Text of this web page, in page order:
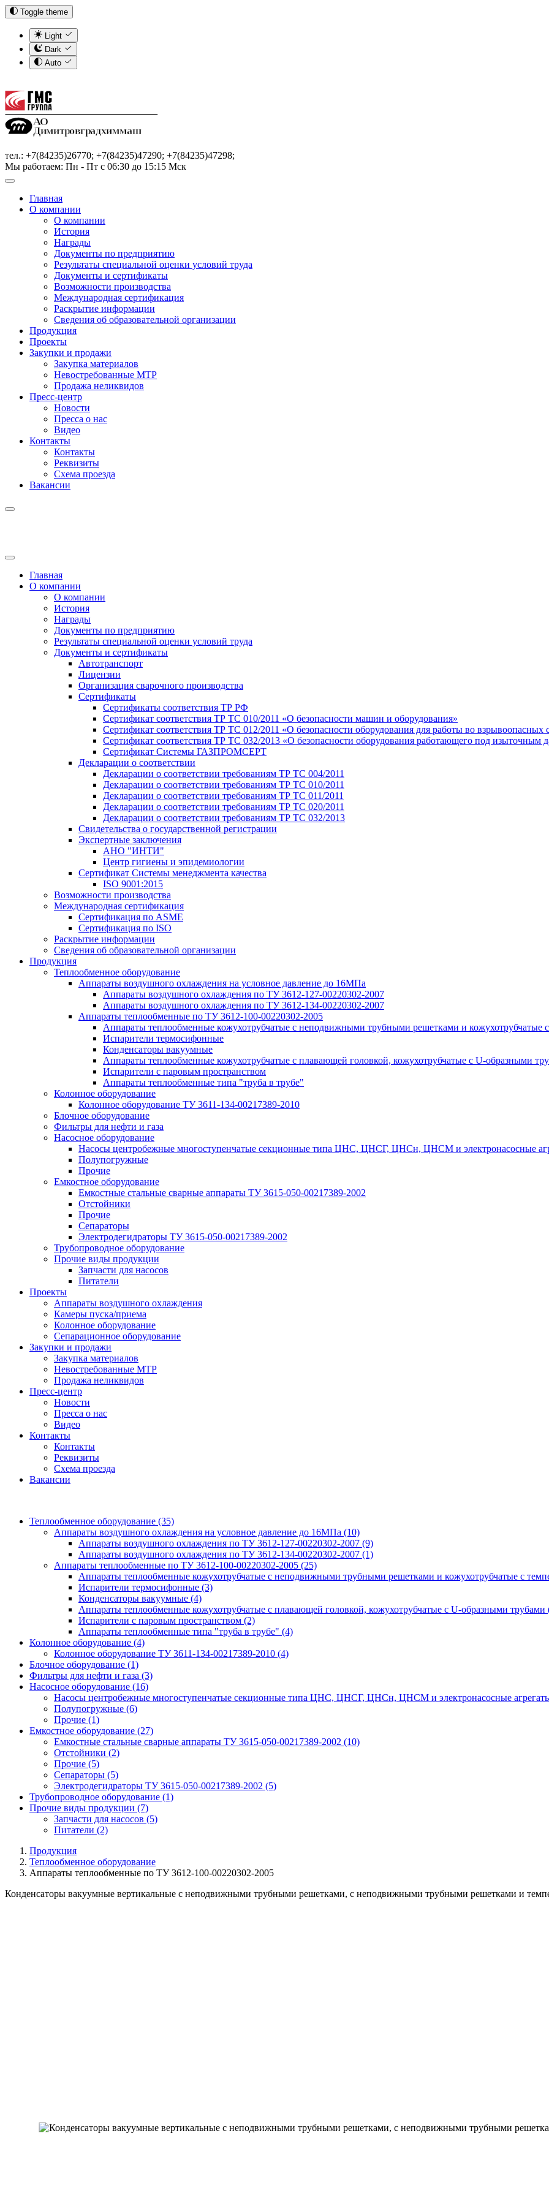
Toggle theme
Light
Dark
Auto
тел.: +7(84235)26770; +7(84235)47290; +7(84235)47298;
Мы работаем: Пн - Пт с 06:30 до 15:15 Мск
Главная
О компании
О компании
История
Награды
Документы по предприятию
Результаты специальной оценки условий труда
Документы и сертификаты
Возможности производства
Международная сертификация
Раскрытие информации
Сведения об образовательной организации
Продукция
Проекты
Закупки и продажи
Закупка материалов
Невостребованные МТР
Продажа неликвидов
Пресс-центр
Новости
Пресса о нас
Видео
Контакты
Контакты
Реквизиты
Схема проезда
Вакансии
Главная
О компании
О компании
История
Награды
Документы по предприятию
Результаты специальной оценки условий труда
Документы и сертификаты
Автотранспорт
Лицензии
Организация сварочного производства
Cертификаты
Сертификаты соответствия ТР РФ
Сертификат соответствия ТР ТС 010/2011 «О безопасности машин и оборудования»
Сертификат соответствия ТР ТС 012/2011 «О безопасности оборудования для работы во взрывоопасных
Сертификат соответствия ТР ТС 032/2013 «О безопасности оборудования работающего под изыточным
Сертификат Системы ГАЗПРОМСЕРТ
Декларации о соответствии
Декларации о соответствии требованиям ТР ТС 004/2011
Декларации о соответствии требованиям ТР ТС 010/2011
Декларации о соответствии требованиям ТР ТС 011/2011
Декларации о соответствии требованиям ТР ТС 020/2011
Декларации о соответствии требованиям ТР ТС 032/2013
Свидетельства о государственной регистрации
Экспертные заключения
АНО "ИНТИ"
Центр гигиены и эпидемиологии
Сертификат Системы менеджмента качества
ISO 9001:2015
Возможности производства
Международная сертификация
Сертификация по ASME
Сертификация по ISO
Раскрытие информации
Сведения об образовательной организации
Продукция
Теплообменное оборудование
Аппараты воздушного охлаждения на условное давление до 16МПа
Аппараты воздушного охлаждения по ТУ 3612-127-00220302-2007
Аппараты воздушного охлаждения по ТУ 3612-134-00220302-2007
Аппараты теплообменные по ТУ 3612-100-00220302-2005
Аппараты теплообменные кожухотрубчатые с неподвижными трубными решетками и кожухотрубчатые
Испарители термосифонные
Конденсаторы вакуумные
Аппараты теплообменные кожухотрубчатые с плавающей головкой, кожухотрубчатые с U-образными
Испарители с паровым пространством
Аппараты теплообменные типа "труба в трубе"
Колонное оборудование
Колонное оборудование ТУ 3611-134-00217389-2010
Блочное оборудование
Фильтры для нефти и газа
Насосное оборудование
Насосы центробежные многоступенчатые секционные типа ЦНС, ЦНСГ, ЦНСн, ЦНСМ и электронасосные
Полупогружные
Прочие
Емкостное оборудование
Емкостные стальные сварные аппараты ТУ 3615-050-00217389-2002
Отстойники
Прочие
Сепараторы
Электродегидраторы ТУ 3615-050-00217389-2002
Трубопроводное оборудование
Прочие виды продукции
Запчасти для насосов
Питатели
Проекты
Аппараты воздушного охлаждения
Камеры пуска/приема
Колонное оборудование
Сепарационное оборудование
Закупки и продажи
Закупка материалов
Невостребованные МТР
Продажа неликвидов
Пресс-центр
Новости
Пресса о нас
Видео
Контакты
Контакты
Реквизиты
Схема проезда
Вакансии
Теплообменное оборудование (35)
Аппараты воздушного охлаждения на условное давление до 16МПа (10)
Аппараты воздушного охлаждения по ТУ 3612-127-00220302-2007 (9)
Аппараты воздушного охлаждения по ТУ 3612-134-00220302-2007 (1)
Аппараты теплообменные по ТУ 3612-100-00220302-2005 (25)
Аппараты теплообменные кожухотрубчатые с неподвижными трубными решетками и кожухотрубчатые с
Испарители термосифонные (3)
Конденсаторы вакуумные (4)
Аппараты теплообменные кожухотрубчатые с плавающей головкой, кожухотрубчатые с U-образными трубами
Испарители с паровым пространством (2)
Аппараты теплообменные типа "труба в трубе" (4)
Колонное оборудование (4)
Колонное оборудование ТУ 3611-134-00217389-2010 (4)
Блочное оборудование (1)
Фильтры для нефти и газа (3)
Насосное оборудование (16)
Насосы центробежные многоступенчатые секционные типа ЦНС, ЦНСГ, ЦНСн, ЦНСМ и электронасосные
Полупогружные (6)
Прочие (1)
Емкостное оборудование (27)
Емкостные стальные сварные аппараты ТУ 3615-050-00217389-2002 (10)
Отстойники (2)
Прочие (5)
Сепараторы (5)
Электродегидраторы ТУ 3615-050-00217389-2002 (5)
Трубопроводное оборудование (1)
Прочие виды продукции (7)
Запчасти для насосов (5)
Питатели (2)
Продукция
Теплообменное оборудование
Аппараты теплообменные по ТУ 3612-100-00220302-2005
Конденсаторы вакуумные вертикальные с неподвижными трубными решетками, с неподвижными трубными решетками и